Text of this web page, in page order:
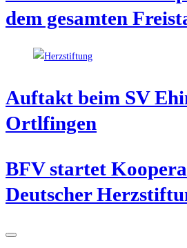
dem gesam­ten
Auf­takt beim SV
Ortlfingen
BFV star­tet
Deut­scher